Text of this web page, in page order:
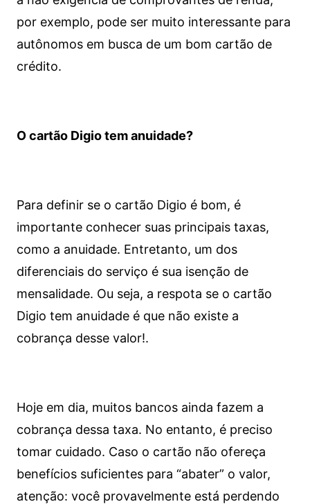
por exemplo, pode ser muito interessante para
autônomos em busca de um bom cartão de
crédito.
O cartão Digio tem anuidade?
Para definir se o cartão Digio é bom, é
importante conhecer suas principais taxas,
como a anuidade. Entretanto, um dos
diferenciais do serviço é sua isenção de
mensalidade. Ou seja, a respota se o cartão
Digio tem anuidade é que não existe a
cobrança desse valor!.
Hoje em dia, muitos bancos ainda fazem a
cobrança dessa taxa. No entanto, é preciso
tomar cuidado. Caso o cartão não ofereça
benefícios suficientes para “abater” o valor,
atenção: você provavelmente está perdendo